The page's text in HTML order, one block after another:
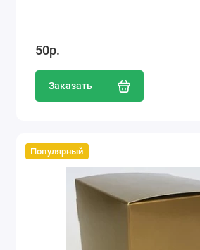
50р.
Заказать
Популярный